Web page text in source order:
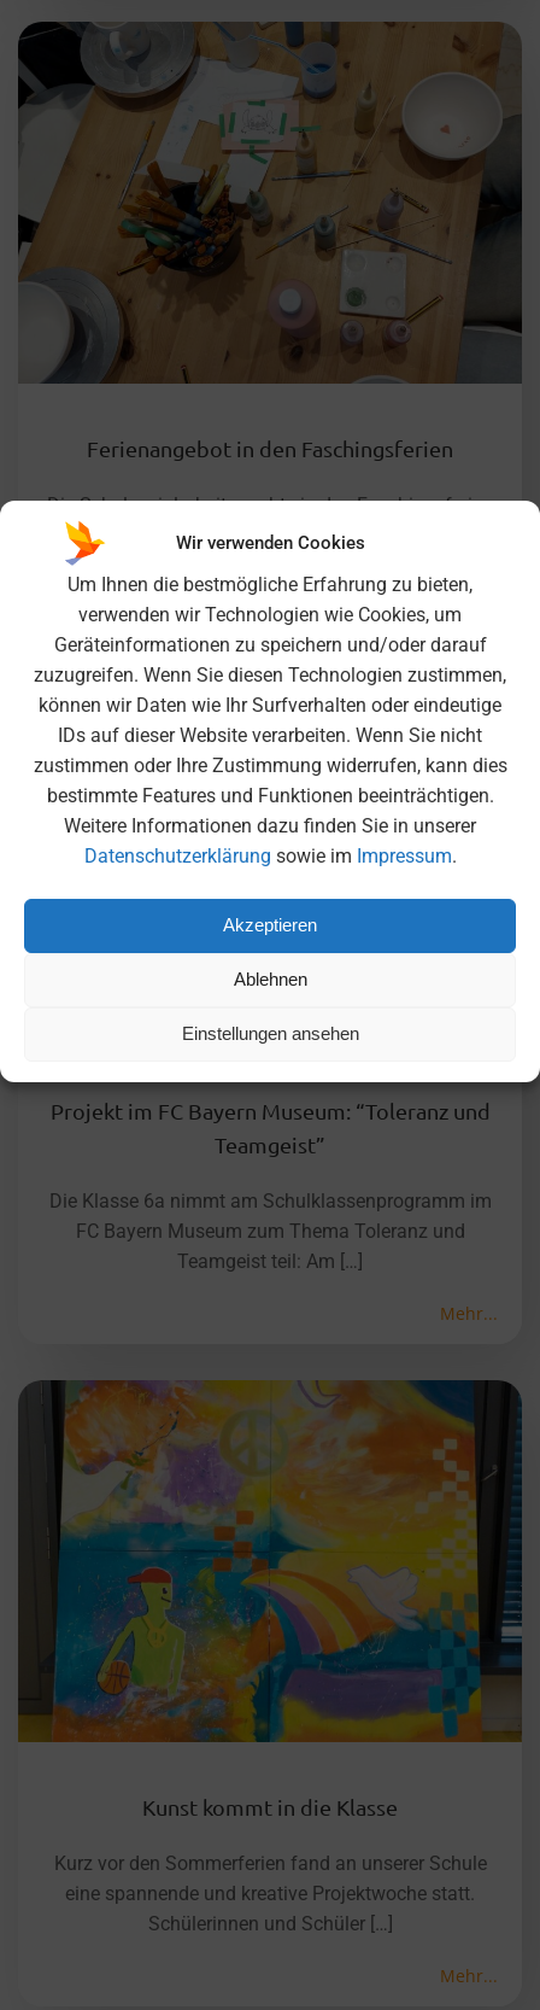
Wir verwenden Cookies
Um Ihnen die bestmögliche Erfahrung zu bieten,
verwenden wir Technologien wie Cookies, um
Geräteinformationen zu speichern und/oder darauf
zuzugreifen. Wenn Sie diesen Technologien zustimmen,
können wir Daten wie Ihr Surfverhalten oder eindeutige
IDs auf dieser Website verarbeiten. Wenn Sie nicht
zustimmen oder Ihre Zustimmung widerrufen, kann dies
bestimmte Features und Funktionen beeinträchtigen.
Weitere Informationen dazu finden Sie in unserer
Datenschutzerklärung sowie im Impressum.
Akzeptieren
Ablehnen
Einstellungen ansehen
Ferienangebot in den Faschingsferien
Die Schulsozialarbeit machte in den Faschingsferien
einen Ausflug zum “Paint your style” in die
Mehr...
Projekt im FC Bayern Museum: “Toleranz und
Teamgeist”
Die Klasse 6a nimmt am Schulklassenprogramm im
FC Bayern Museum zum Thema Toleranz und
Teamgeist teil: Am […]
Mehr...
Kunst kommt in die Klasse
Kurz vor den Sommerferien fand an unserer Schule
eine spannende und kreative Projektwoche statt.
Schülerinnen und Schüler […]
Mehr...